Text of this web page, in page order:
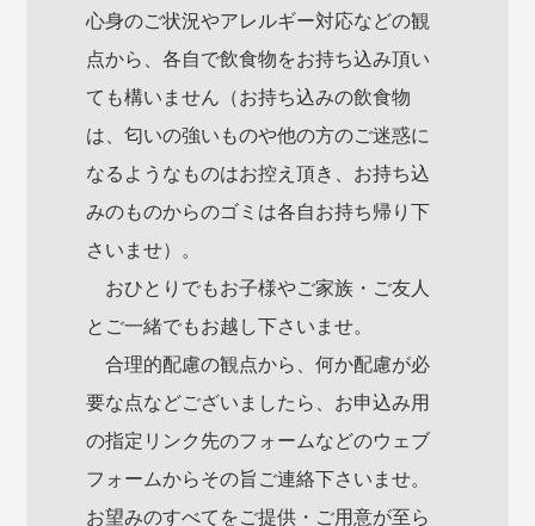
心身のご状況やアレルギー対応などの観
点から、各自で飲食物をお持ち込み頂い
ても構いません（お持ち込みの飲食物
は、匂いの強いものや他の方のご迷惑に
なるようなものはお控え頂き、お持ち込
みのものからのゴミは各自お持ち帰り下
さいませ）。
おひとりでもお子様やご家族・ご友人
とご一緒でもお越し下さいませ。
合理的配慮の観点から、何か配慮が必
要な点などございましたら、お申込み用
の指定リンク先のフォームなどのウェブ
フォームからその旨ご連絡下さいませ。
お望みのすべてをご提供・ご用意が至ら